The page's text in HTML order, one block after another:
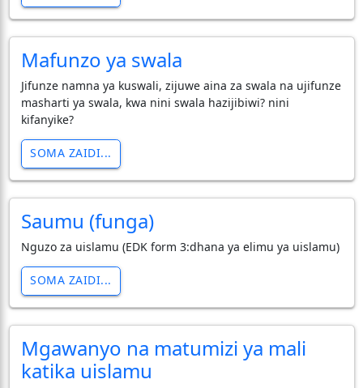
Mafunzo ya swala
Jifunze namna ya kuswali, zijuwe aina za swala na ujifunze
masharti ya swala, kwa nini swala hazijibiwi? nini
kifanyike?
SOMA ZAIDI...
Saumu (funga)
Nguzo za uislamu (EDK form 3:dhana ya elimu ya uislamu)
SOMA ZAIDI...
Mgawanyo na matumizi ya mali
katika uislamu